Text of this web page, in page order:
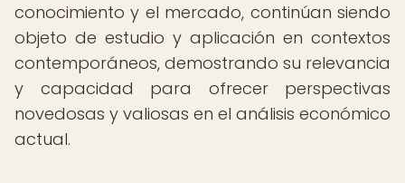
conocimiento y el mercado, continúan siendo
objeto de estudio y aplicación en contextos
contemporáneos, demostrando su relevancia
y capacidad para ofrecer perspectivas
novedosas y valiosas en el análisis económico
actual.